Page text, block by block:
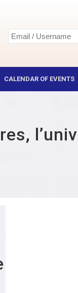
CALENDAR OF EVENTS